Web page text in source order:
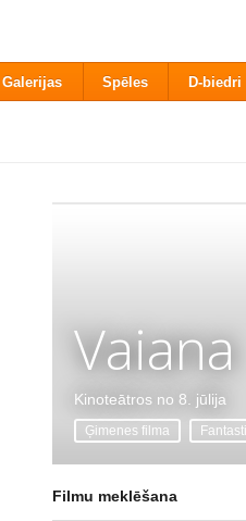
Galerijas Spēles D-biedri
Vaiana
Kinoteātros no 8. jūlija
Ģimenes filma
Filmu meklēšana